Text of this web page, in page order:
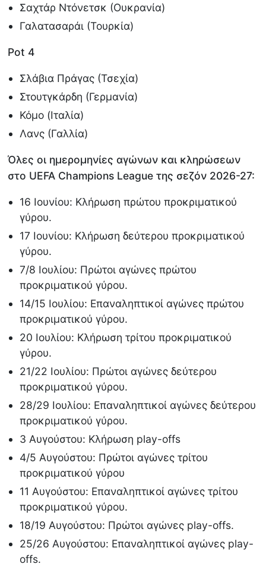
Σαχτάρ Ντόνετσκ (Ουκρανία)
Γαλατασαράι (Τουρκία)
Pot 4
Σλάβια Πράγας (Τσεχία)
Στουτγκάρδη (Γερμανία)
Κόμο (Ιταλία)
Λανς (Γαλλία)
Όλες οι ημερομηνίες αγώνων και κληρώσεων
στο UEFA Champions League της σεζόν 2026-27:
16 Ιουνίου: Κλήρωση πρώτου προκριματικού
γύρου.
17 Ιουνίου: Κλήρωση δεύτερου προκριματικού
γύρου.
7/8 Ιουλίου: Πρώτοι αγώνες πρώτου
προκριματικού γύρου.
14/15 Ιουλίου: Επαναληπτικοί αγώνες πρώτου
προκριματικού γύρου.
20 Ιουλίου: Κλήρωση τρίτου προκριματικού
γύρου.
21/22 Ιουλίου: Πρώτοι αγώνες δεύτερου
προκριματικού γύρου.
28/29 Ιουλίου: Επαναληπτικοί αγώνες δεύτερου
προκριματικού γύρου.
3 Αυγούστου: Κλήρωση play-offs
4/5 Αυγούστου: Πρώτοι αγώνες τρίτου
προκριματικού γύρου
11 Αυγούστου: Επαναληπτικοί αγώνες τρίτου
προκριματικού γύρου.
18/19 Αυγούστου: Πρώτοι αγώνες play-offs.
25/26 Αυγούστου: Επαναληπτικοί αγώνες play-
offs.